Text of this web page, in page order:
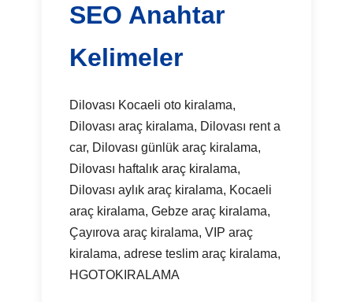
SEO Anahtar
Kelimeler
Dilovası Kocaeli oto kiralama,
Dilovası araç kiralama, Dilovası rent a
car, Dilovası günlük araç kiralama,
Dilovası haftalık araç kiralama,
Dilovası aylık araç kiralama, Kocaeli
araç kiralama, Gebze araç kiralama,
Çayırova araç kiralama, VIP araç
kiralama, adrese teslim araç kiralama,
HGOTOKIRALAMA